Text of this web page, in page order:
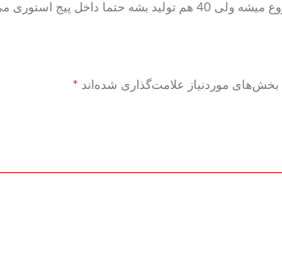
بخش‌های موردنیاز علامت‌گذاری شده‌اند *